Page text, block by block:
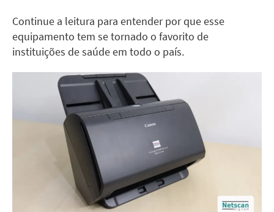
Continue a leitura para entender por que esse
equipamento tem se tornado o favorito de
instituições de saúde em todo o país.